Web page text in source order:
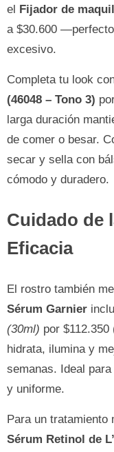
el Fijador de
a $30.600
excesivo.
Completa tu look
(46048 – Tono 3)
larga duración
de comer o besar.
secar y sella con
cómodo y duradero.
Cuidado de
Eficacia
El rostro también
Sérum Garnier
(30ml) por
hidrata, ilumina y
semanas. Ideal
y uniforme.
Para un tratamiento
Sérum Retinol de